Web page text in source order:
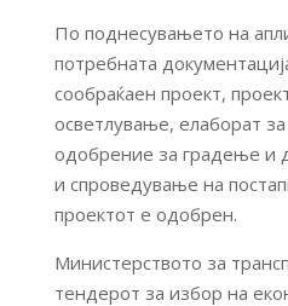
По поднесувањето на
потребната
сообраќаен проект,
осветлување, елаборат за
одобрение за градење и
и спроведување на
проектот е одобрен.
Министерството за
тендерот за избор на